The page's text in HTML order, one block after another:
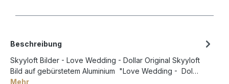
Beschreibung
Skyyloft Bilder - Love Wedding - Dollar Original Skyyloft
Bild auf gebürstetem Aluminium "Love Wedding - Dol…
Mehr